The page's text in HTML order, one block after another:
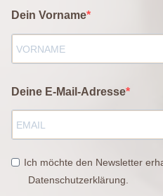
Dein Vorname
Deine E-Mail-Adresse
Ich möchte den Newsletter
Datenschutzerklärung.